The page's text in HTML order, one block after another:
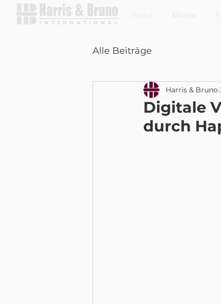
Alle Beiträge
Digitale
durch
Harris & Bruno